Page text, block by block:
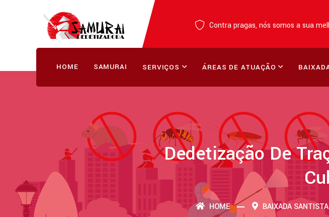
Contra pragas, nós somos a sua
HOME SAMURAI SERVIÇOS ÁREAS DE ATUAÇÃO
Dedetização De
HOME BAIXADA SANTISTA